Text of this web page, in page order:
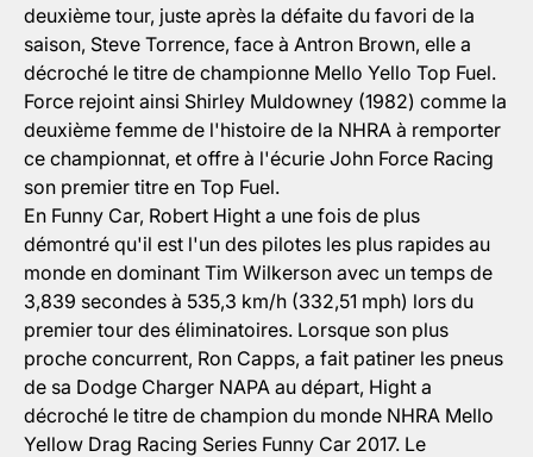
deuxième tour, juste après la défaite du favori de la
saison, Steve Torrence, face à Antron Brown, elle a
décroché le titre de championne Mello Yello Top Fuel.
Force rejoint ainsi Shirley Muldowney (1982) comme la
deuxième femme de l'histoire de la NHRA à remporter
ce championnat, et offre à l'écurie John Force Racing
son premier titre en Top Fuel.
En Funny Car, Robert Hight a une fois de plus
démontré qu'il est l'un des pilotes les plus rapides au
monde en dominant Tim Wilkerson avec un temps de
3,839 secondes à 535,3 km/h (332,51 mph) lors du
premier tour des éliminatoires. Lorsque son plus
proche concurrent, Ron Capps, a fait patiner les pneus
de sa Dodge Charger NAPA au départ, Hight a
décroché le titre de champion du monde NHRA Mello
Yellow Drag Racing Series Funny Car 2017. Le